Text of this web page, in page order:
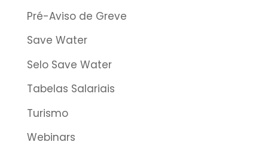
Pré-Aviso de Greve
Save Water
Selo Save Water
Tabelas Salariais
Turismo
Webinars